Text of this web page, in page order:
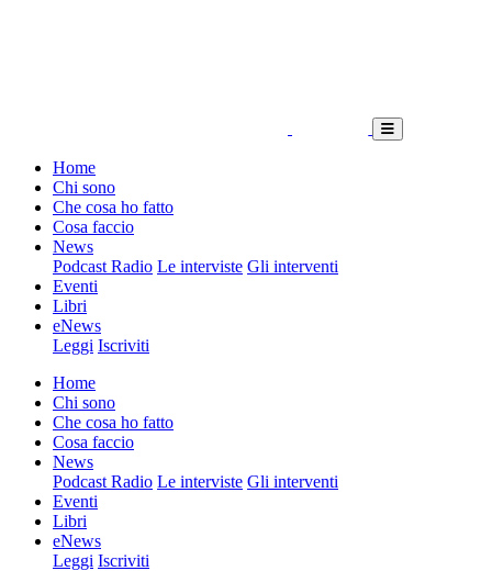
Home
Chi sono
Che cosa ho fatto
Cosa faccio
News
Podcast Radio Le interviste Gli interventi
Eventi
Libri
eNews
Leggi Iscriviti
Home
Chi sono
Che cosa ho fatto
Cosa faccio
News
Podcast Radio Le interviste Gli interventi
Eventi
Libri
eNews
Leggi Iscriviti